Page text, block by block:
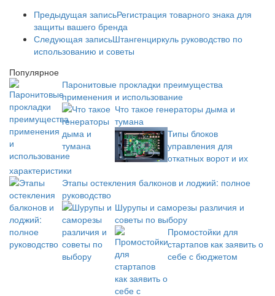
Предыдущая записьРегистрация товарного знака для
защиты вашего бренда
Следующая записьШтангенциркуль руководство по
использованию и советы
Популярное
Паронитовые прокладки преимущества
применения и использование
Что такое генераторы дыма и
тумана
Типы блоков
управления для
откатных ворот и их
характеристики
Этапы остекления балконов и лоджий: полное
руководство
Шурупы и саморезы различия и
советы по выбору
Промостойки для
стартапов как заявить о
себе с бюджетом